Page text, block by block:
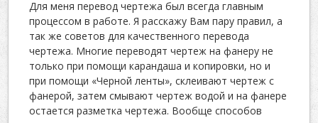
Для меня перевод чертежа был всегда главным
процессом в работе. Я расскажу Вам пару правил, а
так же советов для качественного перевода
чертежа. Многие переводят чертеж на фанеру не
только при помощи карандаша и копировки, но и
при помощи «Черной ленты», склеивают чертеж с
фанерой, затем смывают чертеж водой и на фанере
остается разметка чертежа. Вообще способов